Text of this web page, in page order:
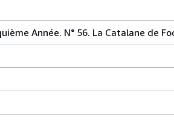
Année. N° 56. La Catalane de